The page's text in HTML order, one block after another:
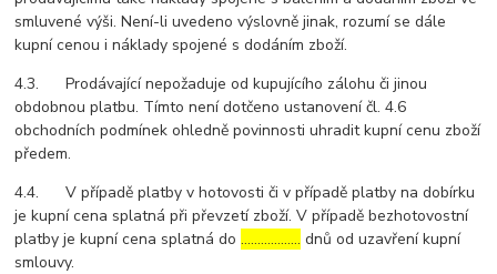
smluvené výši. Není-li uvedeno výslovně jinak, rozumí se dále
kupní cenou i náklady spojené s dodáním zboží.
4.3. Prodávající nepožaduje od kupujícího zálohu či jinou
obdobnou platbu. Tímto není dotčeno ustanovení čl. 4.6
obchodních podmínek ohledně povinnosti uhradit kupní cenu zboží
předem.
4.4. V případě platby v hotovosti či v případě platby na dobírku
je kupní cena splatná při převzetí zboží. V případě bezhotovostní
platby je kupní cena splatná do……………… dnů od uzavření kupní
smlouvy.